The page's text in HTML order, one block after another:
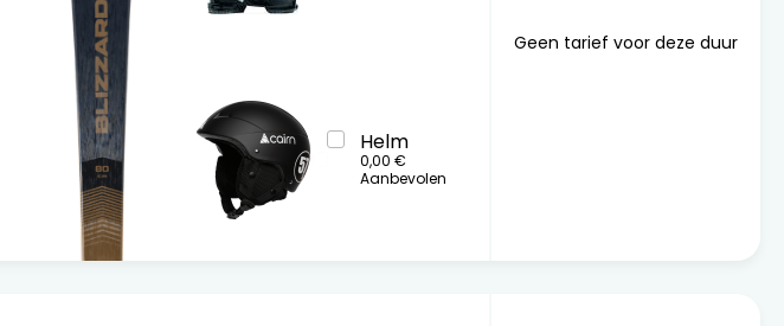
Helm
0,00 €
Aanbevolen
Geen tarief voor deze duur